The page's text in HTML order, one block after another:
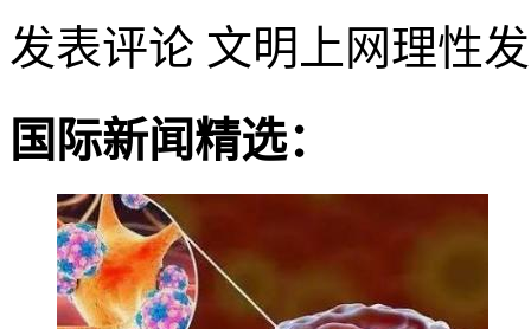
发表评论 文明上网理性
国际新闻精选：